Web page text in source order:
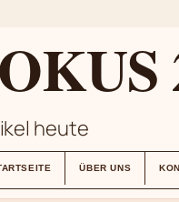
heute
ÜBER UNS